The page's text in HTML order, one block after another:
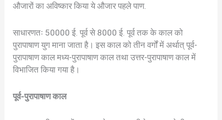
औजारों का अविष्कार किया ये औजार पहले पाण.
साधारणतः 50000 ई. पूर्व से 8000 ई. पूर्व तक के काल को
पुरापाषाण युग माना जाता है। इस काल को तीन वर्गों में अर्थात् पूर्व-
पुरापाषाण काल मध्य-पुरापाषाण काल तथा उत्तर-पुरापाषाण काल में
विभाजित किया गया है।
पूर्व-पुरापाषाण काल